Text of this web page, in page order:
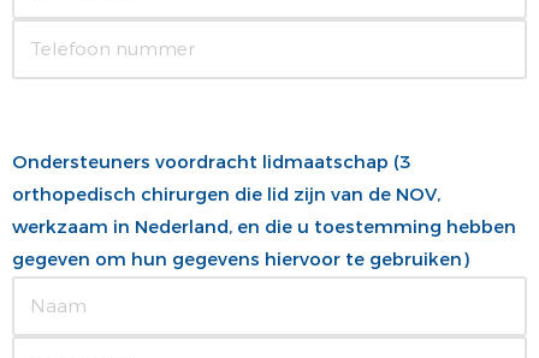
Ondersteuners voordracht lidmaatschap (3
orthopedisch chirurgen die lid zijn van de NOV,
werkzaam in Nederland, en die u toestemming hebben
gegeven om hun gegevens hiervoor te gebruiken)